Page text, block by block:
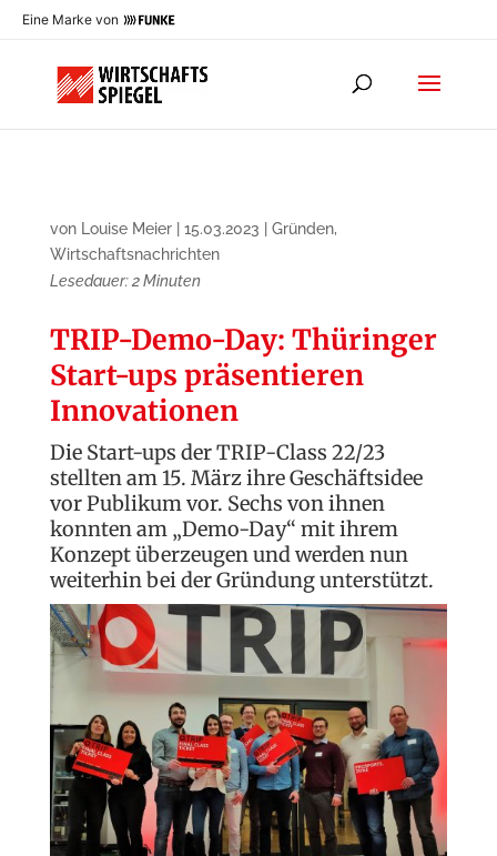
Eine Marke von
von Louise Meier| 15.03.2023 Gründen,
Wirtschaftsnachrichten
Lesedauer: 2 Minuten
TRIP-Demo-Day: Thüringer
Start-ups präsentieren
Inno­vationen
Die Start-ups der TRIP-Class 22/23
stellten am 15. März ihre Geschäftsidee
vor Publikum vor. Sechs von ihnen
konnten am „Demo-Day“ mit ihrem
Konzept überzeugen und werden nun
weiterhin bei der Gründung unterstützt.